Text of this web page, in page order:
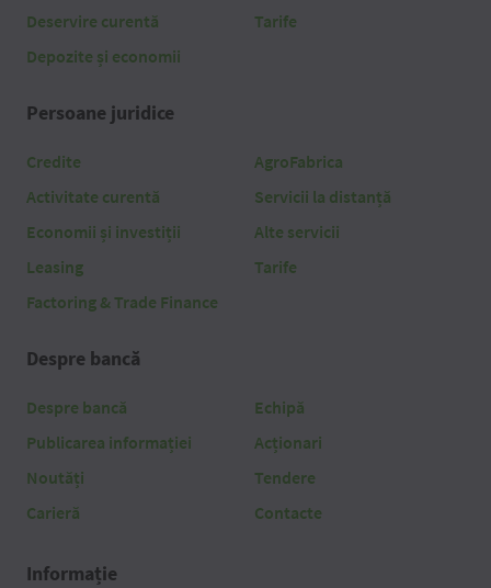
Deservire curentă
Depozite și economii
Tarife
Persoane juridice
Credite
Activitate curentă
Economii și investiții
Leasing
Factoring & Trade Finance
AgroFabrica
Servicii la distanță
Alte servicii
Tarife
Despre bancă
Despre bancă
Publicarea informației
Noutăți
Carieră
Echipă
Acționari
Tendere
Contacte
Informație